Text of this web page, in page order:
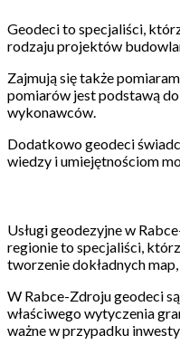
Geodeci to specjaliści,
rodzaju projektów
Zajmują się także
pomiarów jest podstawą
wykonawców.
Dodatkowo geodeci
wiedzy i umiejętnościom
Usługi geodezyjne w
regionie to specjaliści,
tworzenie dokładnych
W Rabce-Zdroju geodeci
właściwego wytyczenia
ważne w przypadku